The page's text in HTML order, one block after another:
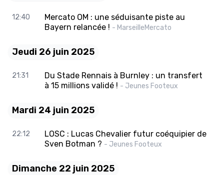
12:40
Mercato OM : une séduisante piste au
Bayern relancée ! - MarseilleMercato
Jeudi 26 juin 2025
21:31
Du Stade Rennais à Burnley : un transfert
à 15 millions validé ! - Jeunes Footeux
Mardi 24 juin 2025
22:12
LOSC : Lucas Chevalier futur coéquipier de
Sven Botman ? - Jeunes Footeux
Dimanche 22 juin 2025